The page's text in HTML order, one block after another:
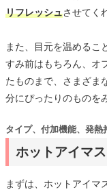
リフレッシュさせてく
また、目元を温めるこ
すみ前はもちろん、オ
たものまで、さまざま
分にぴったりのものを
ホットアイマ
タイプ、付加機能、発熱
まずは、ホットアイマ